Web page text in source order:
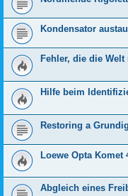
Kondensator
Fehler, die die
Hilfe beim
Restoring a
Loewe Opta Komet
Abgleich eines